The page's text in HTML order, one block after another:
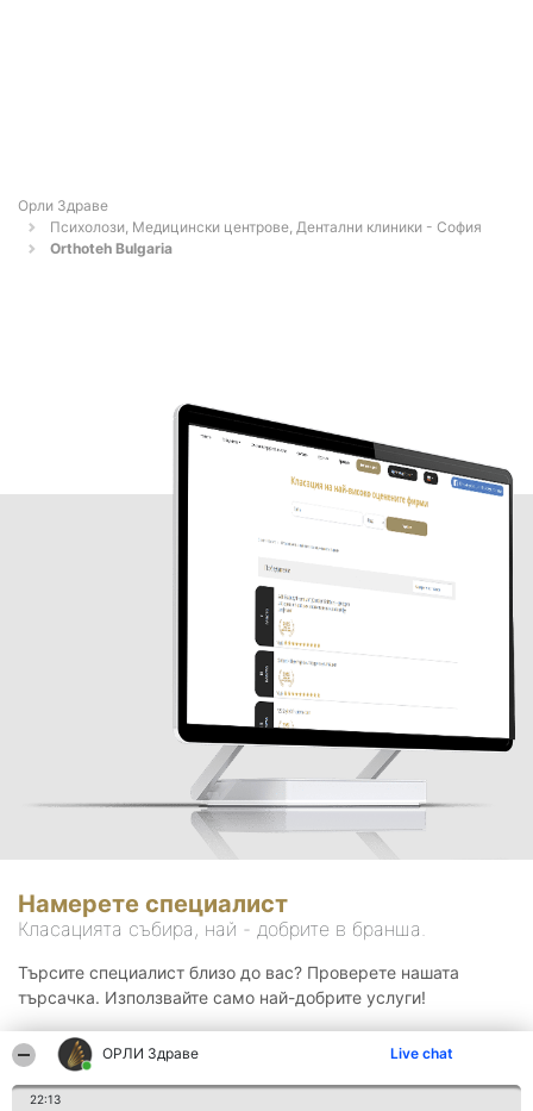
ОРЛИ Здраве Live chat
22:13
Орли Здраве
Психолози, Медицински центрове, Дентални клиники - София
Orthoteh Bulgaria
Намерете специалист
Класацията събира, най - добрите в бранша.
Търсите специалист близо до вас? Проверете нашата
търсачка. Използвайте само най-добрите услуги!